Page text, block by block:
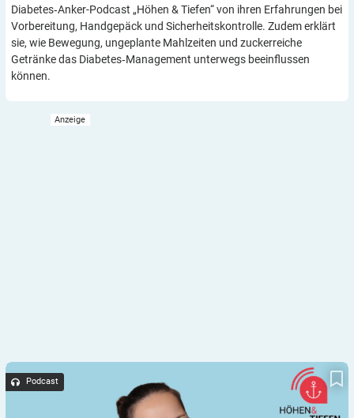
Diabetes‑Anker-Podcast „Höhen & Tiefen“ von ihren Erfahrungen bei
Vorbereitung, Handgepäck und Sicherheitskontrolle. Zudem erklärt
sie, wie Bewegung, ungeplante Mahlzeiten und zuckerreiche
Getränke das Diabetes‑Management unterwegs beeinflussen
können.
Diabetes-Anker-Podcast – Höhen & Tiefen: Therapie, Ängste
und Nachsorge bei Schwangerschafts­diabetes – mit Allison
Muhl
Podcast